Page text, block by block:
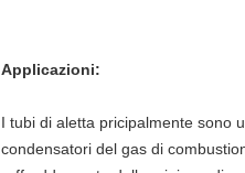
Applicazioni:
I tubi di aletta pricipalmente sono
condensatori del gas di